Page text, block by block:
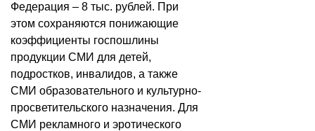
Федерация – 8 тыс. рублей. При
этом сохраняются понижающие
коэффициенты госпошлины
продукции СМИ для детей,
подростков, инвалидов, а также
СМИ образовательного и культурно-
просветительского назначения. Для
СМИ рекламного и эротического